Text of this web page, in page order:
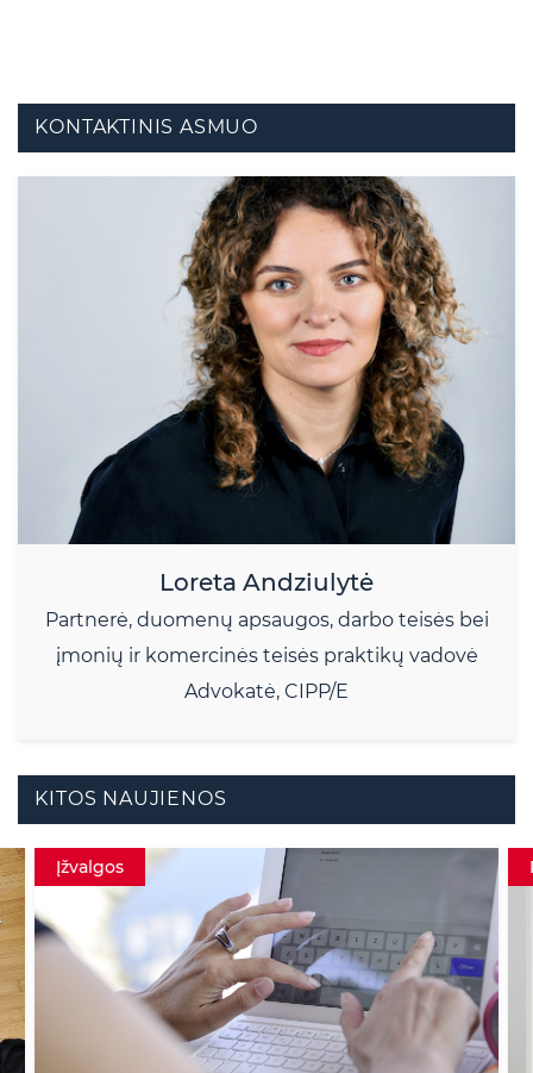
KONTAKTINIS ASMUO
Loreta Andziulytė
Partnerė, duomenų apsaugos, darbo teisės bei
įmonių ir komercinės teisės praktikų vadovė
Advokatė, CIPP/E
KITOS NAUJIENOS
Įžvalgos